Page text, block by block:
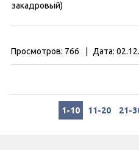
закадровый)
Просмотров: 766 Дата:
1-10 11-20 21-